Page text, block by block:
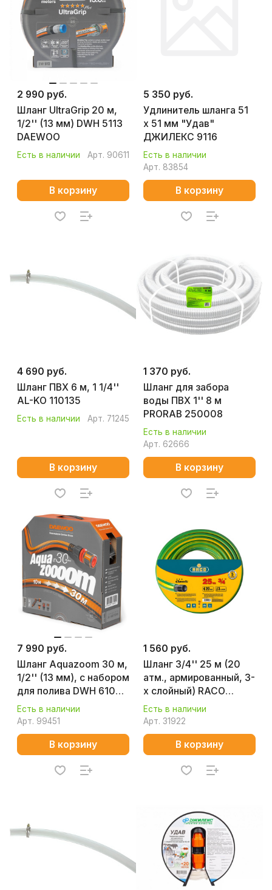
2 990 руб.
Шланг UltraGrip 20 м,
1/2'' (13 мм) DWH 5113
DAEWOO
Есть в наличии Арт. 90611
В корзину
5 350 руб.
Удлинитель шланга 51
х 51 мм "Удав"
ДЖИЛЕКС 9116
Есть в наличии
Арт. 83854
В корзину
4 690 руб.
Шланг ПВХ 6 м, 1 1/4''
AL-KO 110135
Есть в наличии Арт. 71245
В корзину
1 370 руб.
Шланг для забора
воды ПВХ 1'' 8 м
PRORAB 250008
Есть в наличии
Арт. 62666
В корзину
7 990 руб.
Шланг Aquazoom 30 м,
1/2'' (13 мм), с набором
для полива DWH 6105
DAEWOO
Есть в наличии
Арт. 99451
В корзину
1 560 руб.
Шланг 3/4'' 25 м (20
атм., армированный, 3-
х слойный) RACO
Garden Line 40306-
3/4-25
Есть в наличии
Арт. 31922
В корзину